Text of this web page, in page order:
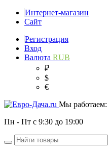
Интернет-магазин
Сайт
Регистрация
Вход
Валюта RUB
₽
$
€
Мы работаем:
Пн - Пт с 9:30 до 19:00